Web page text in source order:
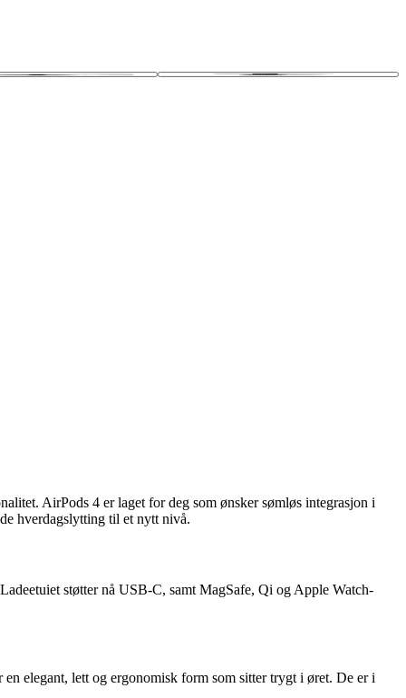
AirPods 4 er laget for deg som ønsker sømløs integrasjon i
hverdagslytting til et nytt nivå.
støtter nå USB-C, samt MagSafe, Qi og Apple Watch-
elegant, lett og ergonomisk form som sitter trygt i øret. De er i